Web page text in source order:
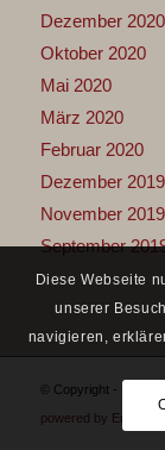
Dezember 2020
Oktober 2020
Mai 2020
März 2020
Februar 2020
Dezember 2019
November 2019
September
© Copyright -
powered by Enfold
Diese Webseite
unserer
navigieren,